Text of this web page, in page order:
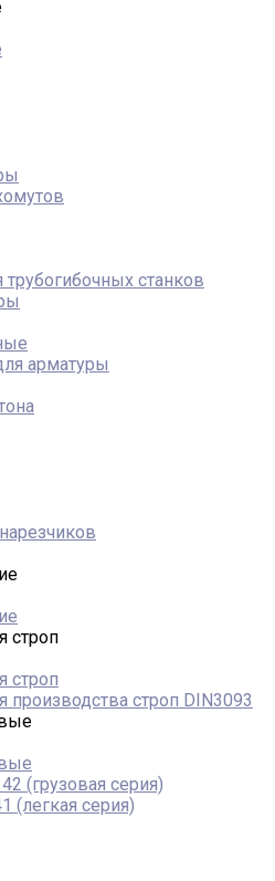
трубогибочных станков
арматуры
строп
строп
строп DIN3093
(грузовая серия)
(легкая серия)